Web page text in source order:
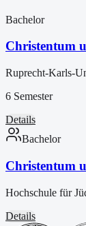
Bachelor
Christentum
Ruprecht-Karls-
6 Semester
Details
Bachelor
Christentum
Hochschule für
Details